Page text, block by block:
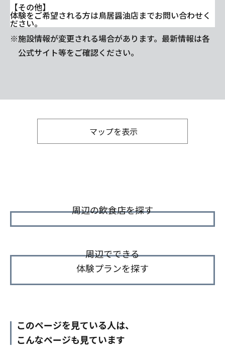
【その他】
体験をご希望される方は鳥居醤油店までお問い合わせく
ださい。
※施設情報が変更される場合があります。最新情報は各
公式サイト等をご確認ください。
マップを表示
周辺の飲食店を探す
周辺でできる
体験プランを探す
このページを見ている人は、
こんなページも見ています